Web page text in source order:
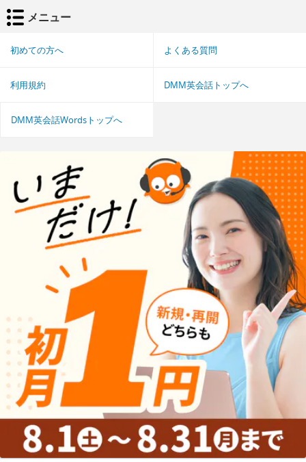
メニュー
初めての方へ よくある質問
利用規約 DMM英会話トップへ
DMM英会話Wordsトップへ